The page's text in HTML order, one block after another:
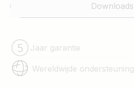
Downloads
Jaar garantie
Wereldwijde ondersteuning